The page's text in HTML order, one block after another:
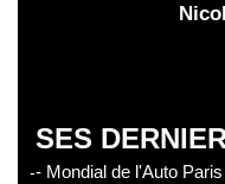
SES
- Mondial de l'Auto